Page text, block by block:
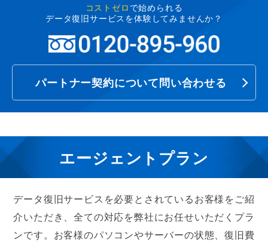
コストゼロ で始められる
データ復旧サービスを体験してみませんか？
パートナー契約について問い合わせる
エージェントプラン
データ復旧サービスを必要とされているお客様をご紹
介いただき、全ての対応を弊社にお任せいただくプラ
ンです。お客様のパソコンやサーバーの状態、復旧費